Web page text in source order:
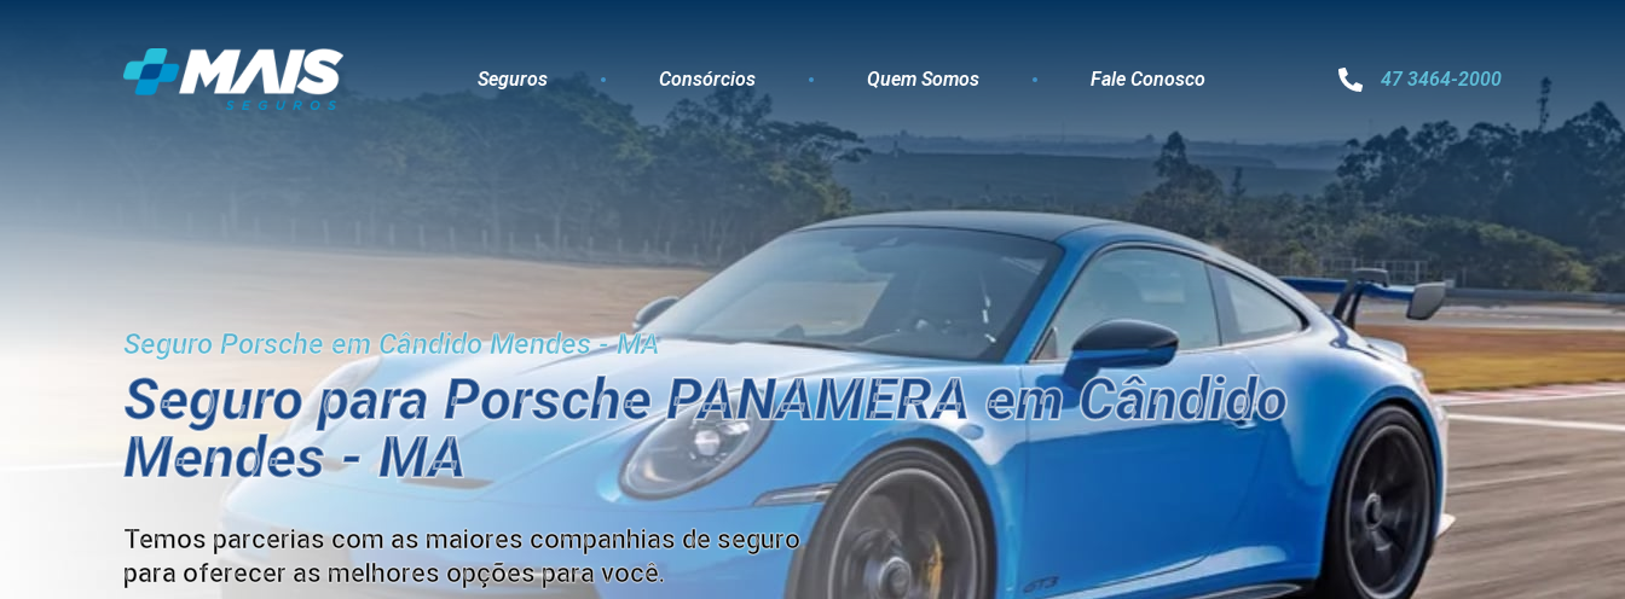
Seguros Consórcios Quem Somos Fale Conosco 47 3464-2000
Seguro Porsche em Cândido Mendes - MA
Seguro para Porsche PANAMERA em Cândido
Mendes - MA
Temos parcerias com as maiores companhias de seguro
para oferecer as melhores opções para você.